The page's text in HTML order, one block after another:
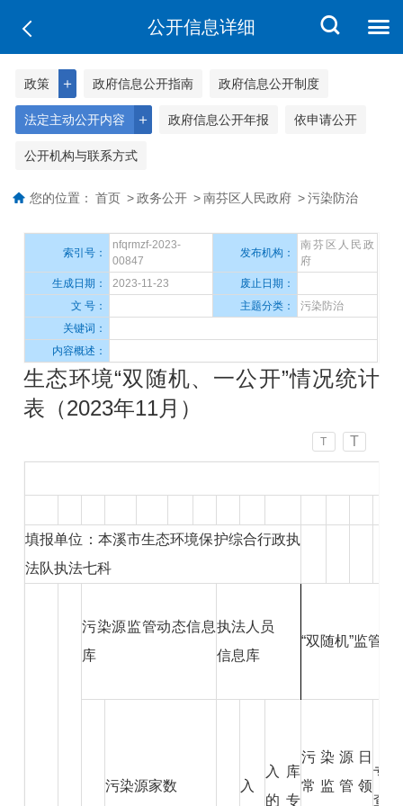
公开信息详细
＋
政策 政府信息公开指南 政府信息公开制度
＋
法定主动公开内容 政府信息公开年报 依申请公开
公开机构与联系方式
您的位置： 首页 > 政务公开 > 南芬区人民政府 > 污染防治
索引号：
nfqrmzf-2023-
00847
发布机构：
南芬区人民政
府
生成日期：
2023-11-23
废止日期：
文 号：
主题分类：
污染防治
关键词：
内容概述：
生态环境“双随机、一公开”情况统计
表（2023年11月）
T T
填报单位：本溪市生态环境保护综合行政执
法队执法七科
污染源监管动态信息
库
执法人员
信息库
“双随机”监管
污染源家数 入
入库
的专
污染源日
常监管领
专
查